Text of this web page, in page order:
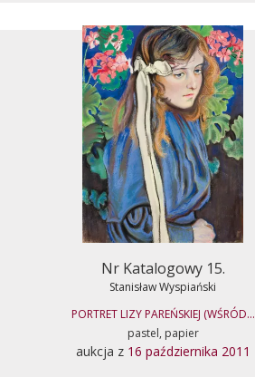
Nr Katalogowy 15.
Stanisław Wyspiański
PORTRET LIZY PAREŃSKIEJ (WŚRÓD...
pastel, papier
aukcja z 16 października 2011